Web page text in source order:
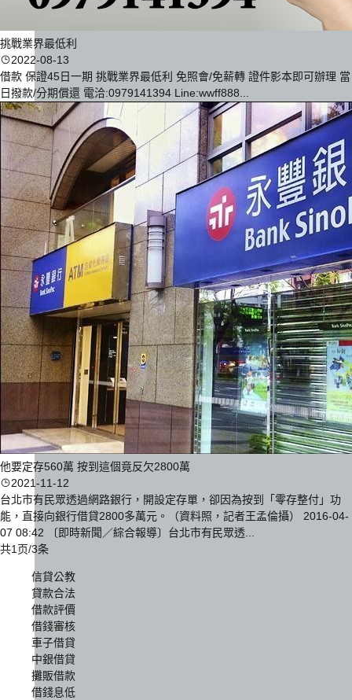
挑戰業界最低利
2022-08-13
借款 保證45日一期 挑戰業界最低利 免照會/免薪轉 證件影本即可辦理 當
日撥款/分期償還 電洽:0979141394 Line:wwff888...
他要定存560萬 按到這個竟反欠2800萬
2021-11-12
台北市有民眾透過網路銀行，開設定存單，卻因為按到「零存整付」功
能，直接向銀行借貸2800多萬元。（資料照，記者王孟倫攝） 2016-04-
07 08:42 〔即時新聞／綜合報導〕台北市有民眾透...
共1页/3条
信貸公教
貸款合法
借款評價
借錢審核
車子借貸
中銀借貸
攤販借款
借錢息低